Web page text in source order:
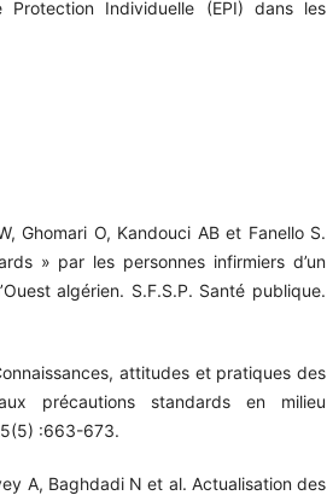
Protection Individuelle (EPI) dans les
Ghomari O, Kandouci AB et Fanello S.
» par les personnes infirmiers d’un
algérien. S.F.S.P. Santé publique.
attitudes et pratiques des
précautions standards en milieu
:663-673.
A, Baghdadi N et al. Actualisation des